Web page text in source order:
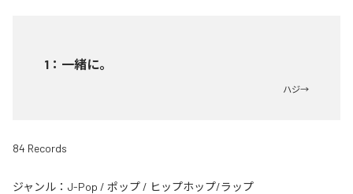
1 ： 一緒に。
ハジ→
84 Records
ジャンル： J-Pop / ポップ / ヒップホップ/ラップ